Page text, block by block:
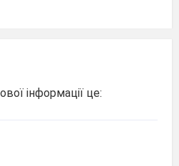
інформації це: